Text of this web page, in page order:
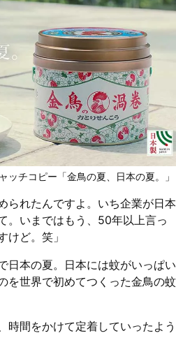
ッチコピー「金鳥の夏、日本の夏。」
られたんですよ。いち企業が日本
。いまではもう、50年以上言っ
けど。笑」
日本の夏。日本には蚊がいっぱい
を世界で初めてつくった金鳥の蚊
時間をかけて定着していったよう